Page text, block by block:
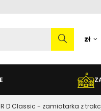
zł
R D Classic - zamiatarka z